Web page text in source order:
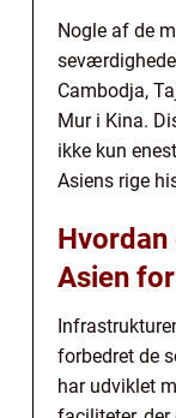
Nogle af de
Cambodja,
Mur i Kina.
ikke kun
Asiens rige
Asien
forbedret de
har udviklet